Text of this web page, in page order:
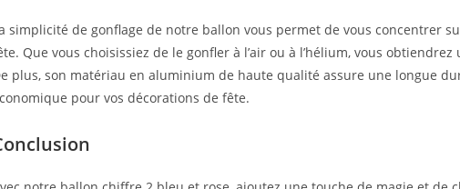
simplicité de gonflage de notre ballon vous permet de vous concentrer
Que vous choisissiez de le gonfler à l’air ou à l’hélium, vous
plus, son matériau en aluminium de haute qualité assure une longue
pour vos décorations de fête.